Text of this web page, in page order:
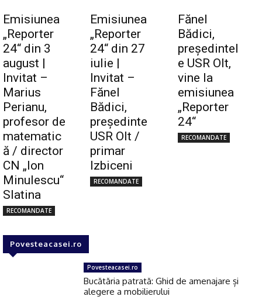
Emisiunea
„Reporter
24“ din 3
august |
Invitat –
Marius
Perianu,
profesor de
matematic
ă / director
CN „Ion
Minulescu“
Slatina
RECOMANDATE
Emisiunea
„Reporter
24“ din 27
iulie |
Invitat –
Fănel
Bădici,
preşedinte
USR Olt /
primar
Izbiceni
RECOMANDATE
Fănel
Bădici,
preşedintel
e USR Olt,
vine la
emisiunea
„Reporter
24“
RECOMANDATE
Povesteacasei.ro
Povesteacasei.ro
Bucătăria patrată: Ghid de amenajare și
alegere a mobilierului